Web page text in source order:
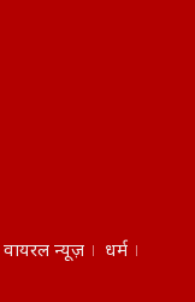
वायरल न्यूज़
धर्म